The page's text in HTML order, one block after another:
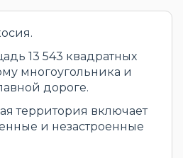
13 543 квадратных
многоугольника и
дороге.
территория включает
и незастроенные